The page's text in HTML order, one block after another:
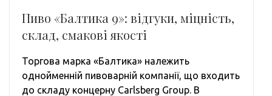
Пиво «Балтика 9»: відгуки, міцність,
склад, смакові якості
Торгова марка «Балтика» належить
однойменній пивоварній компанії, що входить
до складу концерну Carlsberg Group. В